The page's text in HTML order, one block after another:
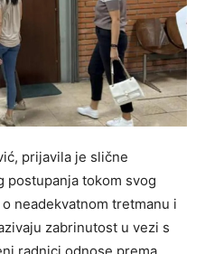
prijavila je slične
postupanja tokom svog
neadekvatnom tretmanu i
zabrinutost u vezi s
radnici odnose prema